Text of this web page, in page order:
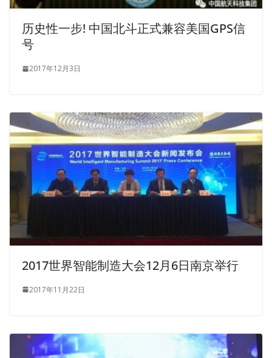
历史性一步! 中国北斗正式兼容美国GPS信
号
2017年12月3日
2017世界智能制造大会12月6日南京举行
2017年11月22日